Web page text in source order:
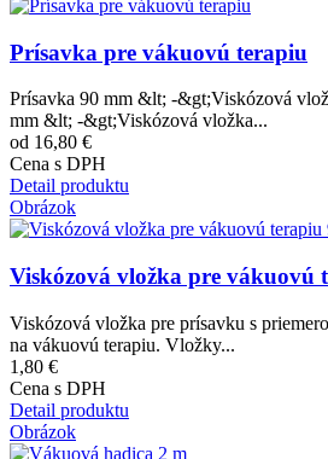
Prísavka pre vákuovú terapiu
Prísavka 90 mm &lt; -&gt;Viskózová
mm &lt; -&gt;Viskózová vložka...
od 16,80 €
Cena s DPH
Detail produktu
Obrázok
Viskózová vložka pre vákuovú
Viskózová vložka pre prísavku s
na vákuovú terapiu. Vložky...
1,80 €
Cena s DPH
Detail produktu
Obrázok